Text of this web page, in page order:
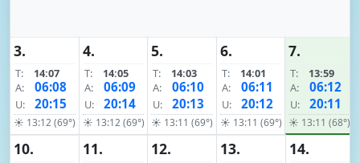
3.
T:
14:07
A:
06:08
U: 20:15
☀ 13:12 (69°)
4.
T:
14:05
A:
06:09
U: 20:14
☀ 13:12 (69°)
5.
T:
14:03
A:
06:10
U: 20:13
☀ 13:11 (69°)
6.
T:
14:01
A:
06:11
U: 20:12
☀ 13:11 (69°)
7.
T:
13:59
A:
06:12
U: 20:11
☀ 13:11 (68°)
10. 11. 12. 13. 14.